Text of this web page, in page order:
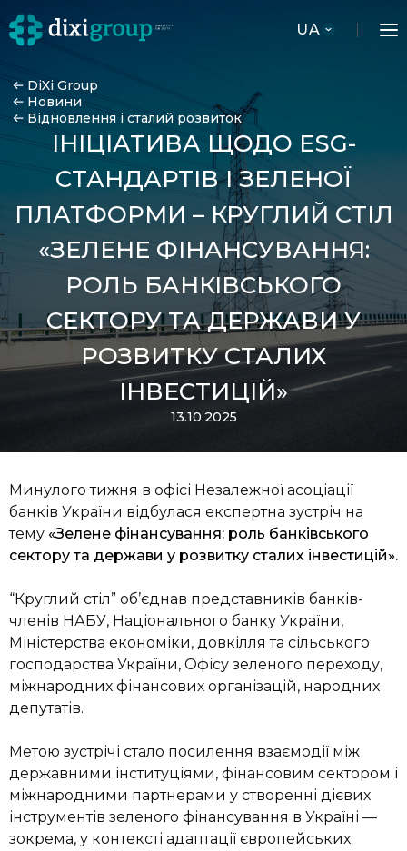
UA
DiXi Group
Новини
Відновлення і сталий розвиток
ІНІЦІАТИВА ЩОДО ESG-
СТАНДАРТІВ І ЗЕЛЕНОЇ
ПЛАТФОРМИ – КРУГЛИЙ СТІЛ
«ЗЕЛЕНЕ ФІНАНСУВАННЯ:
РОЛЬ БАНКІВСЬКОГО
СЕКТОРУ ТА ДЕРЖАВИ У
РОЗВИТКУ СТАЛИХ
ІНВЕСТИЦІЙ»
13.10.2025
Минулого тижня в офісі Незалежної асоціації
банків України відбулася експертна зустріч на
тему «Зелене фінансування: роль банківського
сектору та держави у розвитку сталих інвестицій».
“Круглий стіл” об’єднав представників банків-
членів НАБУ, Національного банку України,
Міністерства економіки, довкілля та сільського
господарства України, Офісу зеленого переходу,
міжнародних фінансових організацій, народних
депутатів.
Метою зустрічі стало посилення взаємодії між
державними інституціями, фінансовим сектором і
міжнародними партнерами у створенні дієвих
інструментів зеленого фінансування в Україні —
зокрема, у контексті адаптації європейських